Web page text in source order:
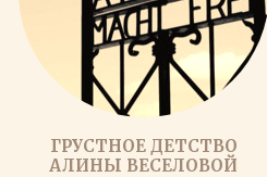
ГРУСТНОЕ ДЕТСТВО
АЛИНЫ ВЕСЕЛОВОЙ